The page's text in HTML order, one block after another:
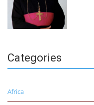
Categories
Africa